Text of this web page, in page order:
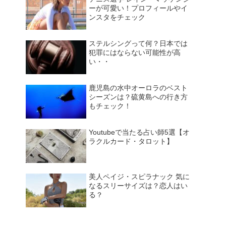
ーが可愛い！プロフィールやイ
ンスタをチェック
ステルシングって何？日本では
犯罪にはならない可能性が高
い・・
鹿児島の水中オーロラのベスト
シーズンは？硫黄島への行き方
もチェック！
Youtubeで当たる占い師5選【オ
ラクルカード・タロット】
美人ペイジ・スピラナック 気に
なるスリーサイズは？恋人はい
る？